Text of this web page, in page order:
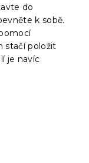
do
k sobě.
stačí položit
je navíc